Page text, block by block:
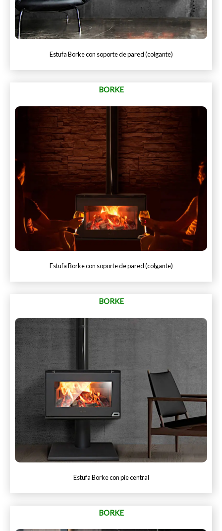
Estufa Borke con soporte de pared (colgante)
BORKE
Estufa Borke con soporte de pared (colgante)
BORKE
Estufa Borke con pie central
BORKE